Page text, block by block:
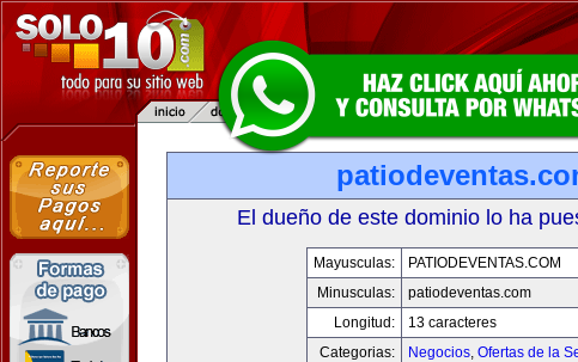
El dueño de este dominio lo ha
Mayusculas:
PATIODEVENTAS.COM
Minusculas:
patiodeventas.com
Longitud:
13 caracteres
Categorias:
Negocios, Ofertas de la